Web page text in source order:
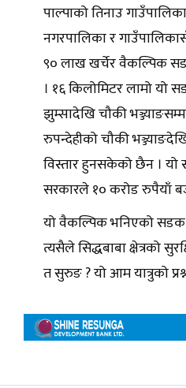
पाल्पाको तिनाउ
नगरपालिका र
९० लाख खर्चेर वैकल्पिक
। १६ किलोमिटर लामो यो
झुम्सादेखि चौकी
रुपन्देहीको चौकी
विस्तार हुनसकेको छैन । यो
सरकारले १० करोड रुपैयाँ
यो वैकल्पिक भनिएको सडक
त्यसैले सिद्धबाबा क्षेत्रको
त सुरुङ ? यो आम यात्रुको